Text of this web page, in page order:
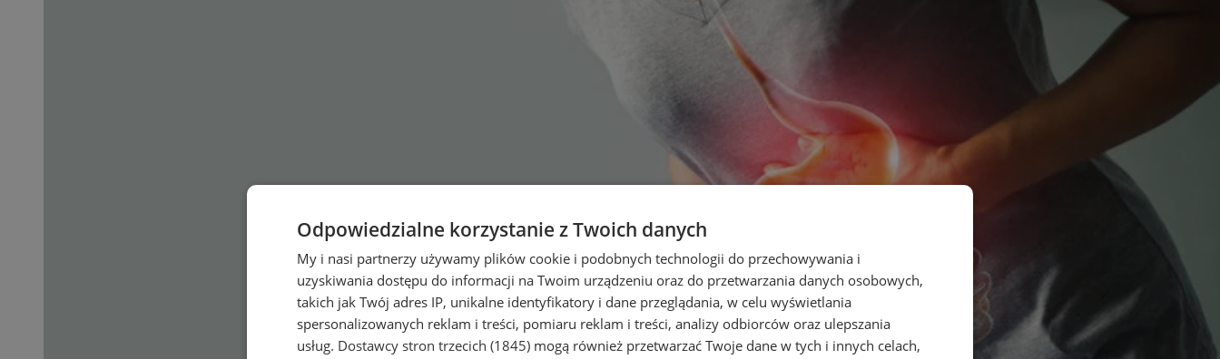
Odpowiedzialne korzystanie z Twoich danych
My i nasi partnerzy używamy plików cookie i podobnych technologii do przechowywania i
uzyskiwania dostępu do informacji na Twoim urządzeniu oraz do przetwarzania danych osobowych,
takich jak Twój adres IP, unikalne identyfikatory i dane przeglądania, w celu wyświetlania
spersonalizowanych reklam i treści, pomiaru reklam i treści, analizy odbiorców oraz ulepszania
usług. Dostawcy stron trzecich (1845) mogą również przetwarzać Twoje dane w tych i innych celach,